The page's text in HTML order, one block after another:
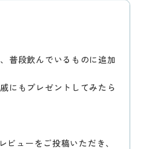
普段飲んでいるものに追加
にもプレゼントしてみたら
ビューをご投稿いただき、